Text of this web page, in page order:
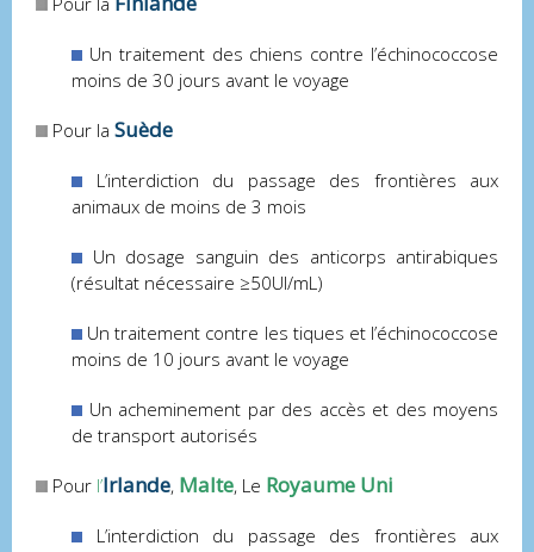
Un traitement des chiens contre l’échinococcose
moins de 30 jours avant le voyage
Pour la Suède
L’interdiction du passage des frontières aux
animaux de moins de 3 mois
Un dosage sanguin des anticorps antirabiques
(résultat nécessaire ≥50UI/mL)
Un traitement contre les tiques et l’échinococcose
moins de 10 jours avant le voyage
Un acheminement par des accès et des moyens
de transport autorisés
Pour l’Irlande, Malte, Le Royaume Uni
L’interdiction du passage des frontières aux